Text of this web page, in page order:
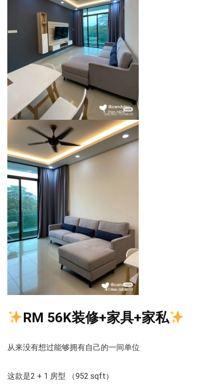
RM 56K装修+家具+家私
从来没有想过能够拥有自己的一间单位
这款是2 + 1 房型 （952 sqft）